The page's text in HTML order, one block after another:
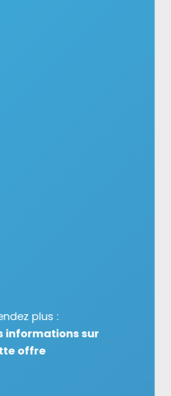
plus :
informations sur
offre